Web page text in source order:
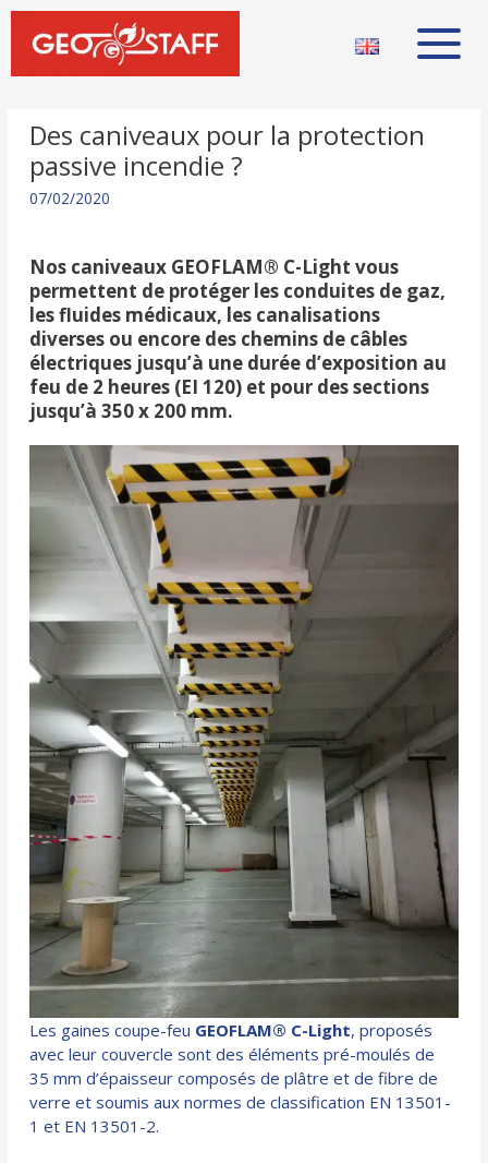
Des caniveaux pour la protection
passive incendie ?
07/02/2020
Nos caniveaux GEOFLAM® C-Light vous
permettent de protéger les conduites de gaz,
les fluides médicaux, les canalisations
diverses ou encore des chemins de câbles
électriques jusqu’à une durée d’exposition au
feu de 2 heures (EI 120) et pour des sections
jusqu’à 350 x 200 mm.
Les gaines coupe-feu GEOFLAM® C-Light, proposés
avec leur couvercle sont des éléments pré-moulés de
35 mm d’épaisseur composés de plâtre et de fibre de
verre et soumis aux normes de classification EN 13501-
1 et EN 13501-2.